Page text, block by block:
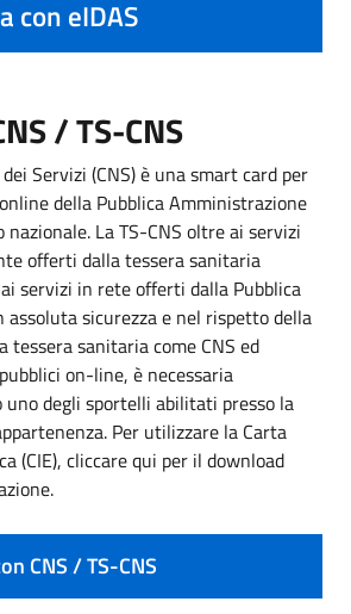
con eIDAS
/ TS-CNS
Servizi (CNS) è una smart card per
della Pubblica Amministrazione
La TS-CNS oltre ai servizi
offerti dalla tessera sanitaria
servizi in rete offerti dalla Pubblica
sicurezza e nel rispetto della
tessera sanitaria come CNS ed
on-line, è necessaria
uno degli sportelli abilitati presso la
Per utilizzare la Carta
(CIE), cliccare qui per il download
CNS / TS-CNS